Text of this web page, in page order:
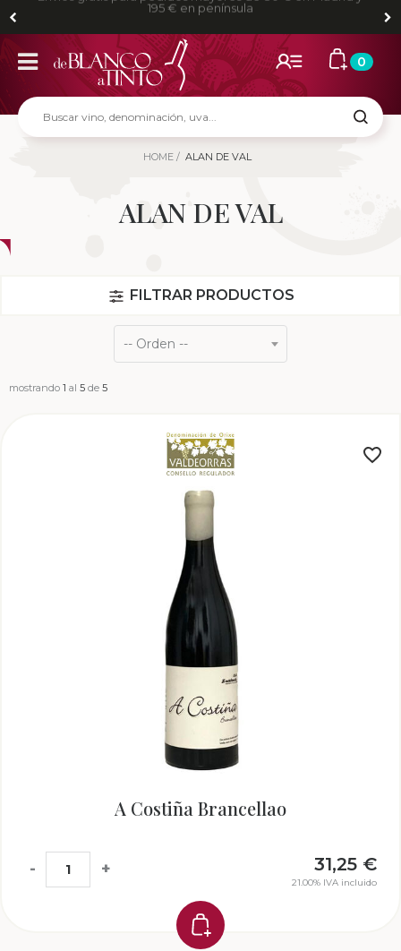
Envíos gratis para pedidos mayores de 80 € en Madrid y
0
HOME ALAN DE VAL
ALAN DE VAL
FILTRAR PRODUCTOS
mostrando 1 al 5 de 5
A Costiña Brancellao
31,25 €
21.00% IVA incluido
- +